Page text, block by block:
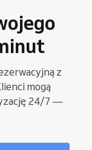
z
mogą
24/7 —